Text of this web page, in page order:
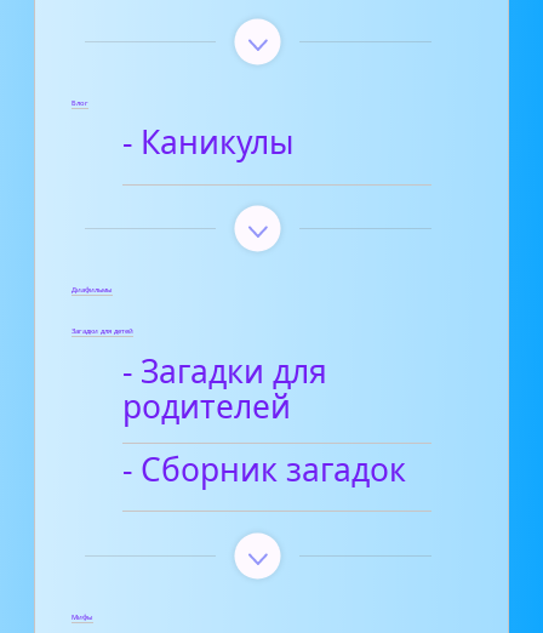
Блог
- Каникулы
Диафильмы
Загадки для детей
- Загадки для
родителей
- Сборник загадок
Мифы